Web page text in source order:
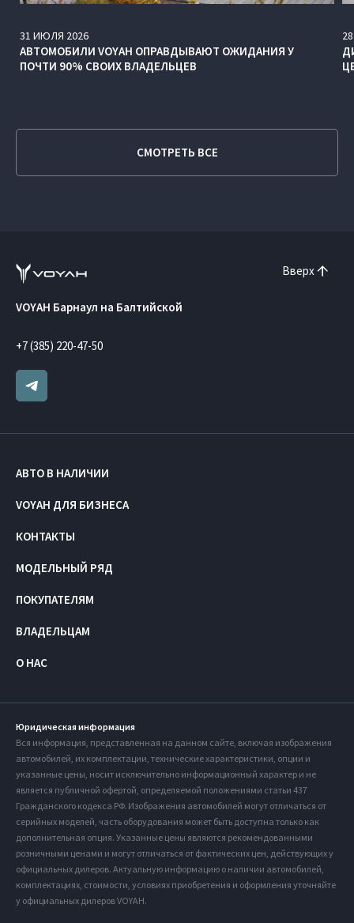
31 ИЮЛЯ 2026
АВТОМОБИЛИ VOYAH ОПРАВДЫВАЮТ ОЖИДАНИЯ У
ПОЧТИ 90% СВОИХ ВЛАДЕЛЬЦЕВ
28
СМОТРЕТЬ ВСЕ
Вверх
VOYAH Барнаул на Балтийской
+7 (385) 220-47-50
АВТО В НАЛИЧИИ
VOYAH ДЛЯ БИЗНЕСА
КОНТАКТЫ
МОДЕЛЬНЫЙ РЯД
ПОКУПАТЕЛЯМ
ВЛАДЕЛЬЦАМ
О НАС
Юридическая информация
Вся информация, представленная на данном сайте, включая изображения
автомобилей, их комплектации, технические характеристики, опции и
указанные цены, носит исключительно информационный характер и не
является публичной офертой, определяемой положениями статьи 437
Гражданского кодекса РФ. Изображения автомобилей могут отличаться от
серийных моделей, часть оборудования может быть доступна только как
дополнительная опция. Указанные цены являются рекомендованными
розничными ценами и могут отличаться от фактических цен, действующих у
официальных дилеров. Актуальную информацию о наличии автомобилей,
комплектациях, стоимости, условиях приобретения и оформления уточняйте
у официальных дилеров VOYAH.